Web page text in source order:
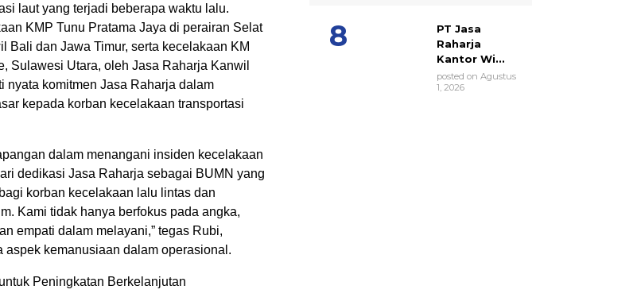
laut yang terjadi beberapa waktu lalu.
KMP Tunu Pratama Jaya di perairan Selat
Bali dan Jawa Timur, serta kecelakaan KM
Sulawesi Utara, oleh Jasa Raharja Kanwil
nyata komitmen Jasa Raharja dalam
kepada korban kecelakaan transportasi
dalam menangani insiden kecelakaan
dedikasi Jasa Raharja sebagai BUMN yang
korban kecelakaan lalu lintas dan
Kami tidak hanya berfokus pada angka,
empati dalam melayani,” tegas Rubi,
aspek kemanusiaan dalam operasional.
Peningkatan Berkelanjutan
PT Jasa
Raharja
Kantor Wi...
posted on Agustus
1, 2026